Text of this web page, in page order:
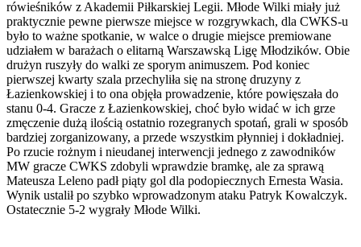
rówieśników z Akademii Piłkarskiej Legii. Młode Wilki miały już
praktycznie pewne pierwsze miejsce w rozgrywkach, dla CWKS-u
było to ważne spotkanie, w walce o drugie miejsce premiowane
udziałem w barażach o elitarną Warszawską Ligę Młodzików. Obie
drużyn ruszyły do walki ze sporym animuszem. Pod koniec
pierwszej kwarty szala przechyliła się na stronę druzyny z
Łazienkowskiej i to ona objęła prowadzenie, które powięszała do
stanu 0-4. Gracze z Łazienkowskiej, choć było widać w ich grze
zmęczenie dużą ilością ostatnio rozegranych spotań, grali w sposób
bardziej zorganizowany, a przede wszystkim płynniej i dokładniej.
Po rzucie rożnym i nieudanej interwencji jednego z zawodników
MW gracze CWKS zdobyli wprawdzie bramkę, ale za sprawą
Mateusza Leleno padł piąty gol dla podopiecznych Ernesta Wasia.
Wynik ustalił po szybko wprowadzonym ataku Patryk Kowalczyk.
Ostatecznie 5-2 wygrały Młode Wilki.